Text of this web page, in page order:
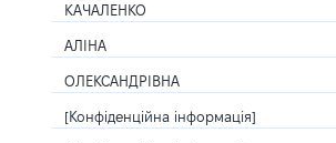
КАЧАЛЕНКО
АЛІНА
ОЛЕКСАНДРІВНА
[Конфіденційна інформація]